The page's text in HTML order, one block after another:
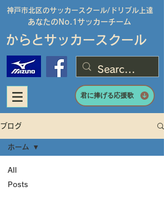
神戸市北区のサッカースクール/ ドリブル上達
あなたのNo.1サッカーチーム
からとサッカースクール
君に捧げる応援歌
ブログ
All
Posts
ホーム